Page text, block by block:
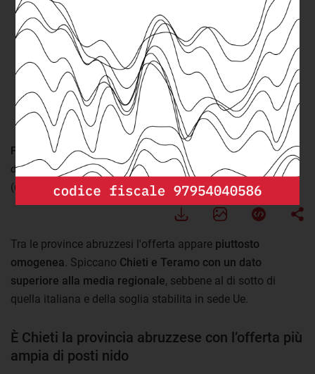
Visualizza
FONTE:
elaborazione openpolis per Osservatorio Abruzzo su
dati Istat
(ultimo aggiornamento: martedì 6 Luglio 2021)
Tra le province abruzzesi l'offerta appare piuttosto
omogenea . Spiccano Chieti e Teramo con un dato
superiore alla media regionale, sebbene al di sotto di
quella italiana e della soglia stabilita in sede Ue.
È Chieti la provincia abruzzese con l’offerta più
ampia di posti nido